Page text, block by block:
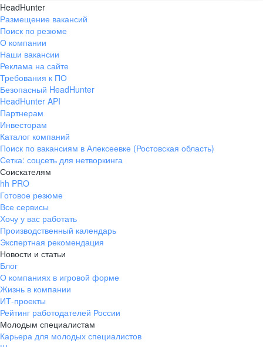
HeadHunter
Размещение вакансий
Поиск по резюме
О компании
Наши вакансии
Реклама на сайте
Требования к ПО
Безопасный HeadHunter
HeadHunter API
Партнерам
Инвесторам
Каталог компаний
Поиск по вакансиям в Алексеевке (Ростовская область)
Сетка: соцсеть для нетворкинга
Соискателям
hh PRO
Готовое резюме
Все сервисы
Хочу у вас работать
Производственный календарь
Экспертная рекомендация
Новости и статьи
Блог
О компаниях в игровой форме
Жизнь в компании
ИТ-проекты
Рейтинг работодателей России
Молодым специалистам
Карьера для молодых специалистов